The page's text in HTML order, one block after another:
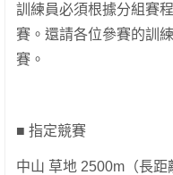
訓練員必須根據分組賽
賽。還請各位參賽的訓
賽。
■ 指定競賽
中山 草地 2500m（長